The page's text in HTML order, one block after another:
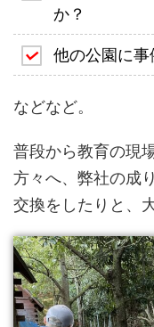
か？
他の公園に事
などなど。
普段から教育の現
方々へ、弊社の成
交換をしたりと、